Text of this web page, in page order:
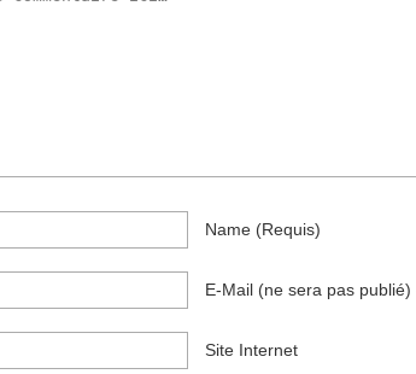
Name (requis)
E-Mail (ne sera pas publié)
Site Internet